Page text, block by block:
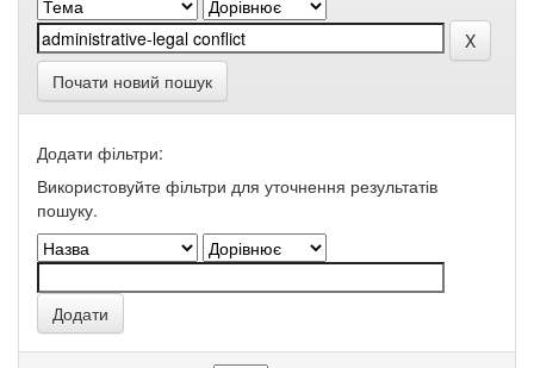
Почати новий пошук
Додати фільтри:
Використовуйте фільтри для уточнення результатів
пошуку.